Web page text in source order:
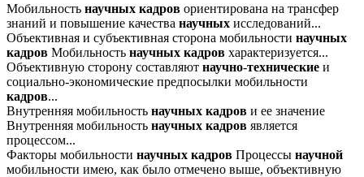
Мобильность научных кадров ориентирована на трансфер
знаний и повышение качества научных исследований...
Объективная и субъективная сторона мобильности научных
кадров Мобильность научных кадров характеризуется...
Объективную сторону составляют научно-технические и
социально-экономические предпосылки мобильности
кадров...
Внутренняя мобильность научных кадров и ее значение
Внутренняя мобильность научных кадров является
процессом...
Факторы мобильности научных кадров Процессы научной
мобильности имею, как было отмечено выше, объективную